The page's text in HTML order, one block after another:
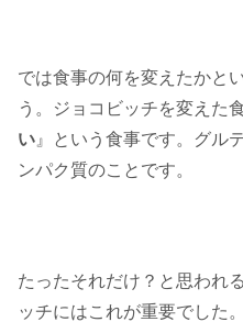
では食事の何を変えたかと
う。ジョコビッチを変えた
い 』という食事です。グル
ンパク質のことです。
たったそれだけ？と思われ
ッチにはこれが重要でした。